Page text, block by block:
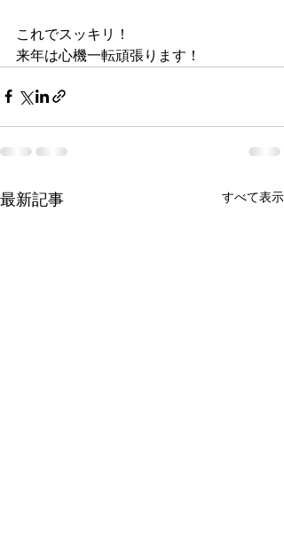
これでスッキリ！
来年は心機一転頑張ります！
最新記事 すべて表示